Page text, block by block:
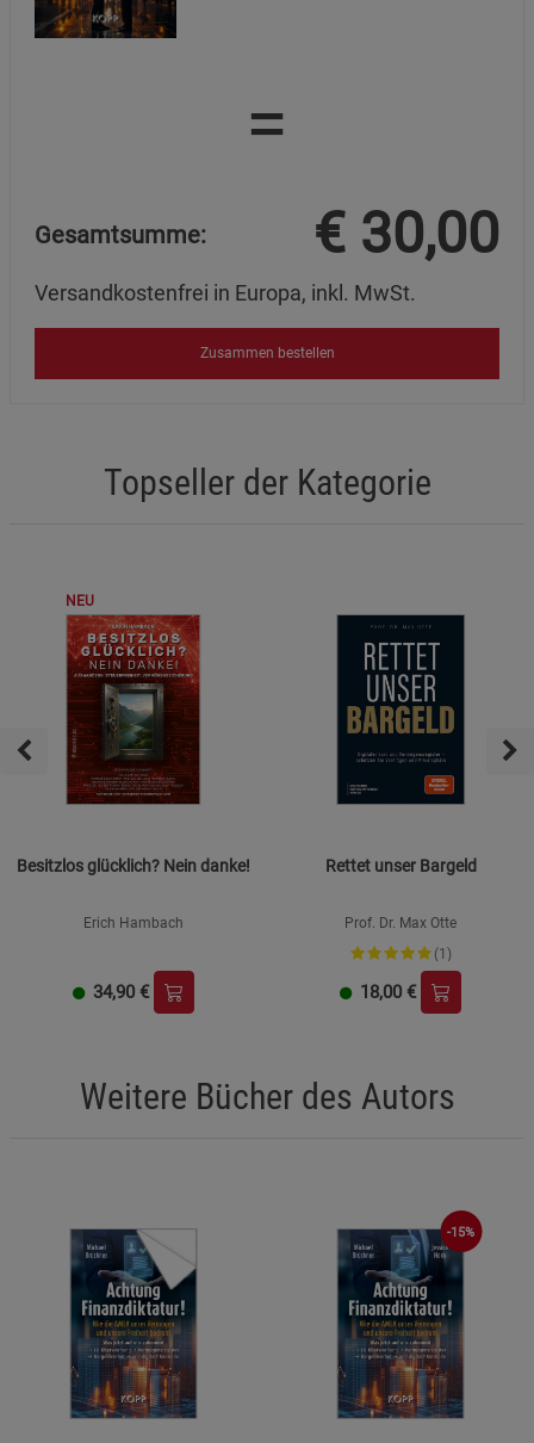
=
Gesamtsumme: € 30,00
Versandkostenfrei in Europa, inkl. MwSt.
Zusammen bestellen
Topseller der Kategorie
NEU
Besitzlos glücklich? Nein danke!
Erich Hambach
34,90 €
Rettet unser Bargeld
Prof. Dr. Max Otte
(1)
18,00 €
Weitere Bücher des Autors
-15%